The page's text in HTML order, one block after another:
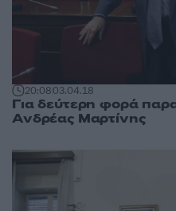
20:0803.04.18
Για δεύτερη φορά
Ανδρέας Μαρτίνης